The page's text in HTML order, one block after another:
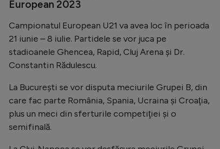
European 2023
Campionatul European U21 va avea loc în perioada
21 iunie – 8 iulie. Partidele se vor juca pe
stadioanele Ghencea, Rapid, Cluj Arena și Dr.
Constantin Rădulescu.
La Bucureşti se vor disputa meciurile Grupei B, din
care fac parte România, Spania, Ucraina şi Croaţia,
plus un meci din sferturile competiţiei şi o
semifinală.